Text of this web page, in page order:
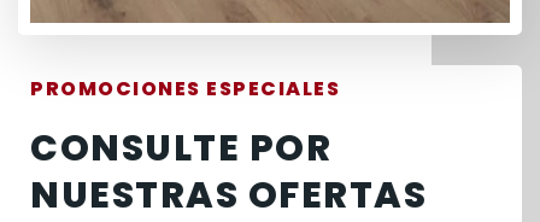
PROMOCIONES ESPECIALES
CONSULTE POR
NUESTRAS OFERTAS